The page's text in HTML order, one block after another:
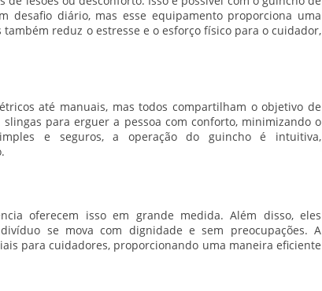
desafio diário, mas esse equipamento proporciona uma
reduz o estresse e o esforço físico para o cuidador,
até manuais, mas todos compartilham o objetivo de
para erguer a pessoa com conforto, minimizando o
e seguros, a operação do guincho é intuitiva,
oferecem isso em grande medida. Além disso, eles
se mova com dignidade e sem preocupações. A
para cuidadores, proporcionando uma maneira eficiente